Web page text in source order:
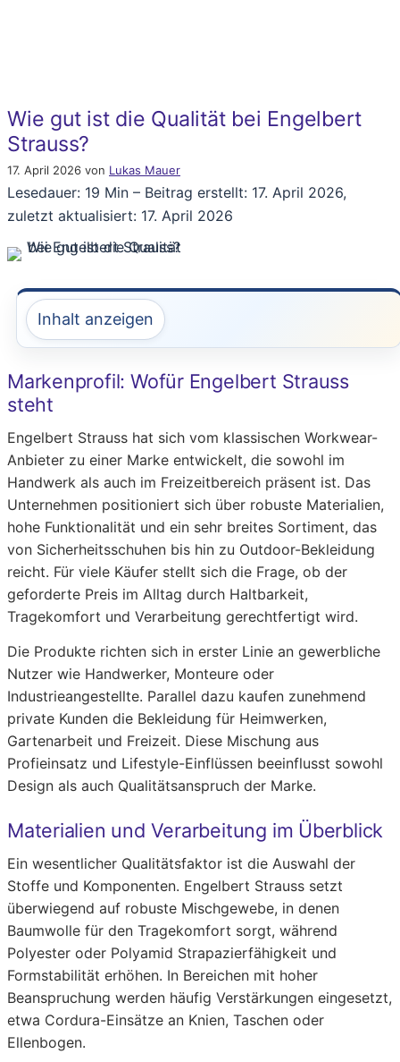
Wie gut ist die Qualität bei Engelbert
Strauss?
17. April 2026 von Lukas Mauer
Lesedauer: 19 Min – Beitrag erstellt: 17. April 2026,
zuletzt aktualisiert: 17. April 2026
Inhalt anzeigen
Markenprofil: Wofür Engelbert Strauss
steht
Engelbert Strauss hat sich vom klassischen Workwear-
Anbieter zu einer Marke entwickelt, die sowohl im
Handwerk als auch im Freizeitbereich präsent ist. Das
Unternehmen positioniert sich über robuste Materialien,
hohe Funktionalität und ein sehr breites Sortiment, das
von Sicherheitsschuhen bis hin zu Outdoor-Bekleidung
reicht. Für viele Käufer stellt sich die Frage, ob der
geforderte Preis im Alltag durch Haltbarkeit,
Tragekomfort und Verarbeitung gerechtfertigt wird.
Die Produkte richten sich in erster Linie an gewerbliche
Nutzer wie Handwerker, Monteure oder
Industrieangestellte. Parallel dazu kaufen zunehmend
private Kunden die Bekleidung für Heimwerken,
Gartenarbeit und Freizeit. Diese Mischung aus
Profieinsatz und Lifestyle-Einflüssen beeinflusst sowohl
Design als auch Qualitätsanspruch der Marke.
Materialien und Verarbeitung im Überblick
Ein wesentlicher Qualitätsfaktor ist die Auswahl der
Stoffe und Komponenten. Engelbert Strauss setzt
überwiegend auf robuste Mischgewebe, in denen
Baumwolle für den Tragekomfort sorgt, während
Polyester oder Polyamid Strapazierfähigkeit und
Formstabilität erhöhen. In Bereichen mit hoher
Beanspruchung werden häufig Verstärkungen eingesetzt,
etwa Cordura-Einsätze an Knien, Taschen oder
Ellenbogen.